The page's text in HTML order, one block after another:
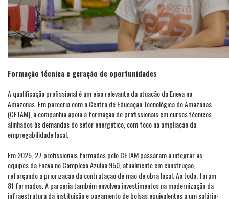
Formação técnica e geração de oportunidades
A qualificação profissional é um eixo relevante da atuação da Eneva no
Amazonas. Em parceria com o Centro de Educação Tecnológica do Amazonas
(CETAM), a companhia apoia a formação de profissionais em cursos técnicos
alinhados às demandas do setor energético, com foco na ampliação da
empregabilidade local.
Em 2025, 27 profissionais formados pelo CETAM passaram a integrar as
equipes da Eneva no Complexo Azulão 950, atualmente em construção,
reforçando a priorização da contratação de mão de obra local. Ao todo, foram
81 formados. A parceria também envolveu investimentos na modernização da
infraestrutura da instituição e pagamento de bolsas equivalentes a um salário-